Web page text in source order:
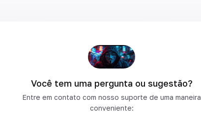
Você tem uma pergunta ou sugestão?
Entre em contato com nosso suporte de uma maneira
conveniente: